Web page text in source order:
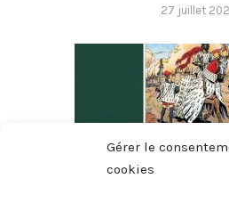
Gérer le
cookies
27 juillet